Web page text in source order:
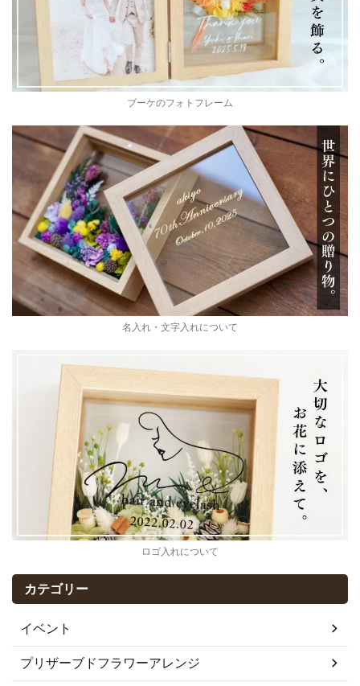
ブーケのフォトフレーム
名入れ・文字入れについて
ロゴ入れについて
カテゴリー
イベント
プリザーブドフラワーアレンジ